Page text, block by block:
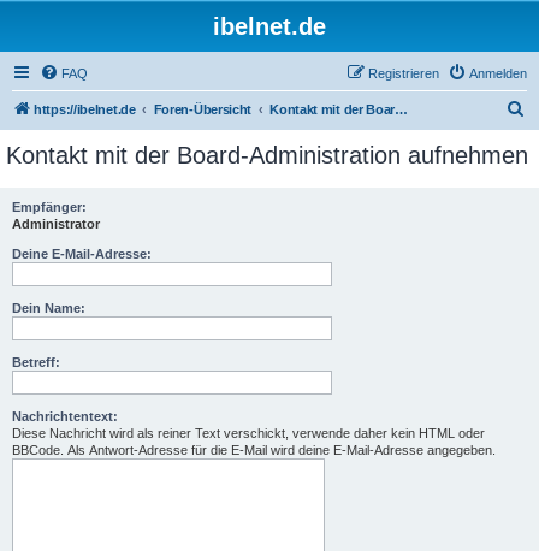
ibelnet.de
FAQ Anmelden
Registrieren
https://ibelnet.de Foren-Übersicht Kontakt mit der Board-Administration aufnehmen
c
Kontakt mit der Board-Administration aufnehmen
Empfänger:
Administrator
Deine E-Mail-Adresse:
Dein Name:
Betreff:
Nachrichtentext:
Diese Nachricht wird als reiner Text verschickt, verwende daher kein HTML oder
BBCode. Als Antwort-Adresse für die E-Mail wird deine E-Mail-Adresse angegeben.